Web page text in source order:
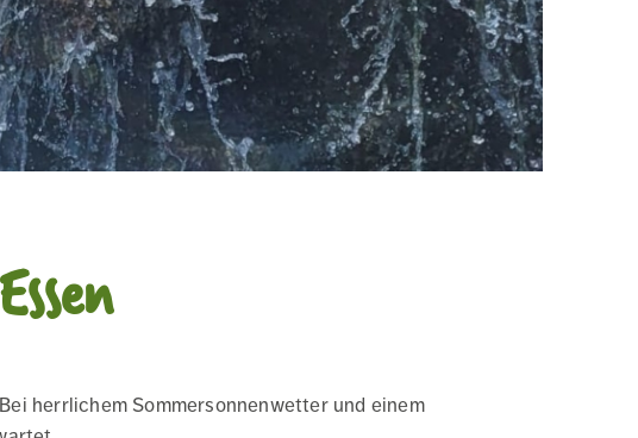
herrlichem Sommersonnenwetter und einem